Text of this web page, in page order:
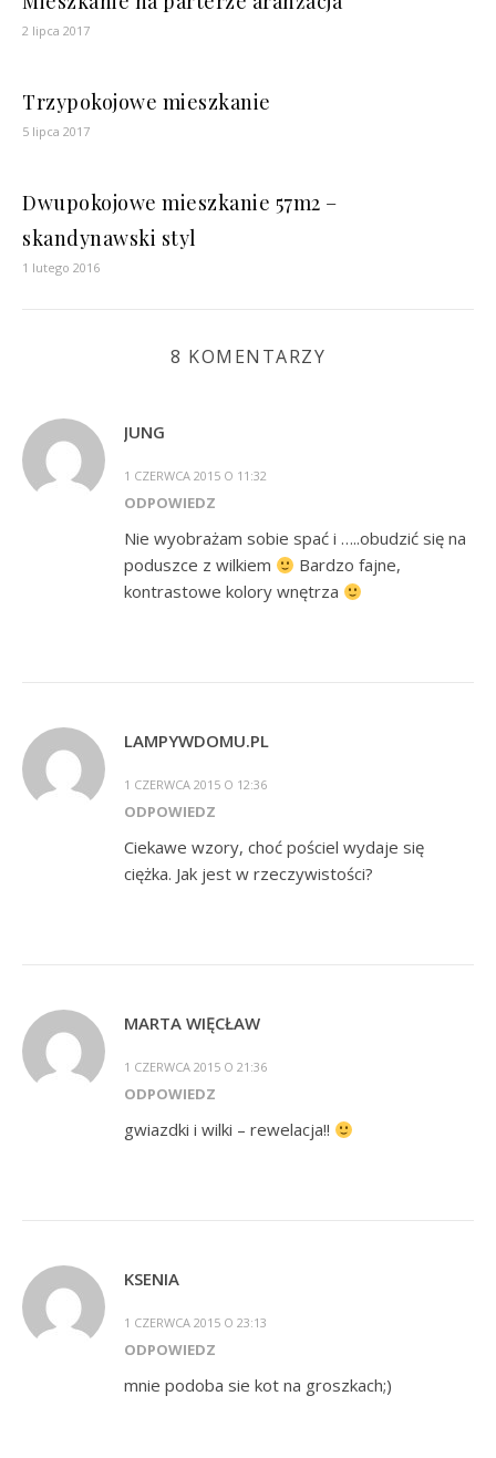
2 lipca 2017
Trzypokojowe mieszkanie
5 lipca 2017
Dwupokojowe mieszkanie 57m2 –
skandynawski styl
1 lutego 2016
8 KOMENTARZY
JUNG
1 CZERWCA 2015 O 11:32
ODPOWIEDZ
Nie wyobrażam sobie spać i …..obudzić się na
poduszce z wilkiem
Bardzo fajne,
kontrastowe kolory wnętrza
LAMPYWDOMU.PL
1 CZERWCA 2015 O 12:36
ODPOWIEDZ
Ciekawe wzory, choć pościel wydaje się
ciężka. Jak jest w rzeczywistości?
MARTA WIĘCŁAW
1 CZERWCA 2015 O 21:36
ODPOWIEDZ
gwiazdki i wilki – rewelacja!!
KSENIA
1 CZERWCA 2015 O 23:13
ODPOWIEDZ
mnie podoba sie kot na groszkach;)